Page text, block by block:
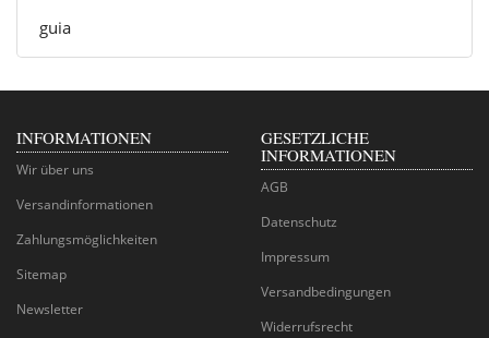
guia
INFORMATIONEN
Wir über uns
Versandinformationen
Zahlungsmöglichkeiten
Sitemap
Newsletter
GESETZLICHE
INFORMATIONEN
AGB
Datenschutz
Impressum
Versandbedingungen
Widerrufsrecht